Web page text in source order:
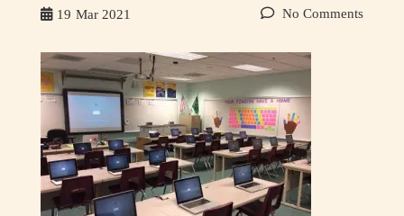
19 Mar 2021 No Comments